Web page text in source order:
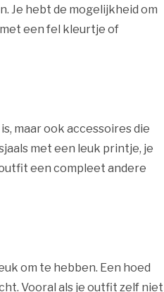
Je hebt de mogelijkheid om
een fel kleurtje of
maar ook accessoires die
met een leuk printje, je
een compleet andere
om te hebben. Een hoed
Vooral als je outfit zelf niet